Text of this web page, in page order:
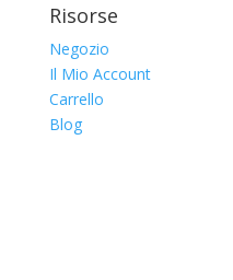
Risorse
Negozio
Il Mio Account
Carrello
Blog